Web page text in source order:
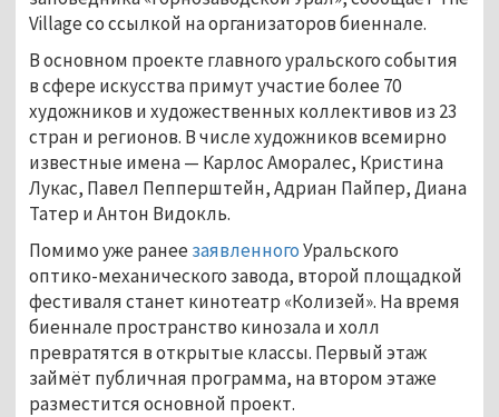
Village со ссылкой на организаторов биеннале.
В основном проекте главного уральского события
в сфере искусства примут участие более 70
художников и художественных коллективов из 23
стран и регионов. В числе художников всемирно
известные имена — Карлос Аморалес, Кристина
Лукас, Павел Пепперштейн, Адриан Пайпер, Диана
Татер и Антон Видокль.
Помимо уже ранее заявленногоУральского
оптико-механического завода, второй площадкой
фестиваля станет кинотеатр «Колизей». На время
биеннале пространство кинозала и холл
превратятся в открытые классы. Первый этаж
займёт публичная программа, на втором этаже
разместится основной проект.